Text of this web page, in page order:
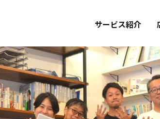
サービス紹介